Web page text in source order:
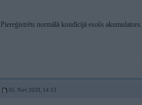
Piereģistrēts normālā kondīcijā esošs akumulators.
05. Nov 2020, 14:13